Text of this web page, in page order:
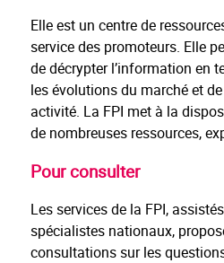
Elle est un centre de
service des promoteurs. Elle
de décrypter l’information en
les évolutions du marché et
activité. La FPI met à la
de nombreuses ressources,
Pour consulter
Les services de la FPI,
spécialistes nationaux,
consultations sur les